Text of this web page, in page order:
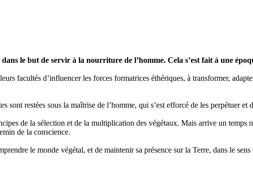
dans le but de servir à la nourriture de l’homme. Cela s’est fait à une
facultés d’influencer les forces formatrices éthériques, à transformer,
sont restées sous la maîtrise de l’homme, qui s’est efforcé de les perpétuer
de la sélection et de la multiplication des végétaux. Mais arrive un temps
de la conscience.
le monde végétal, et de maintenir sa présence sur la Terre, dans le